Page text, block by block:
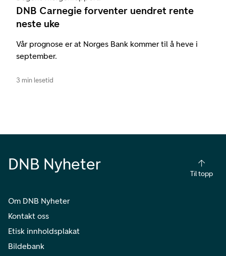
DNB Carnegie forventer uendret rente
neste uke
Vår prognose er at Norges Bank kommer til å heve i
september.
3 min lesetid
DNB Nyheter
Til topp
Om DNB Nyheter
Kontakt oss
Etisk innholdsplakat
Bildebank